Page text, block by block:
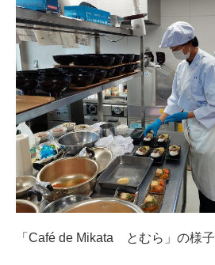
「Café de Mikata とむら」の様子